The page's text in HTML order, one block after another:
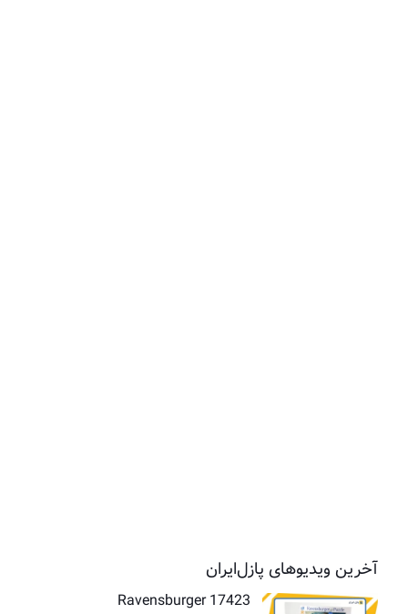
آخرین ویدیوهای پازل‌ایران
Ravensburger 17423